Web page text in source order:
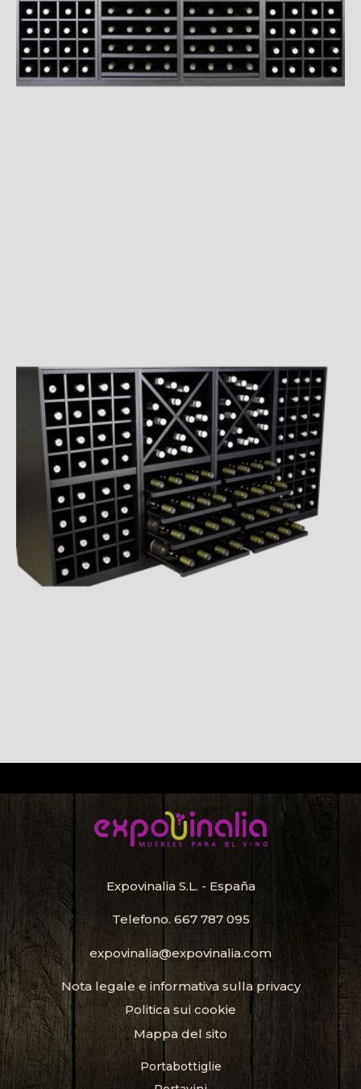
Expovinalia S.L. - España
Telefono. 667 787 095
expovinalia@expovinalia.com
Nota legale e informativa sulla privacy
Politica sui cookie
Mappa del sito
Portabottiglie